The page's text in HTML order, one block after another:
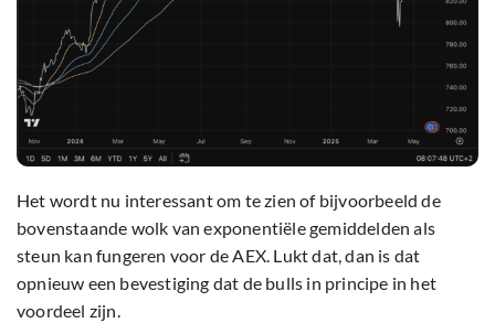
Het wordt nu interessant om te zien of bijvoorbeeld de
bovenstaande wolk van exponentiële gemiddelden als
steun kan fungeren voor de AEX. Lukt dat, dan is dat
opnieuw een bevestiging dat de bulls in principe in het
voordeel zijn.